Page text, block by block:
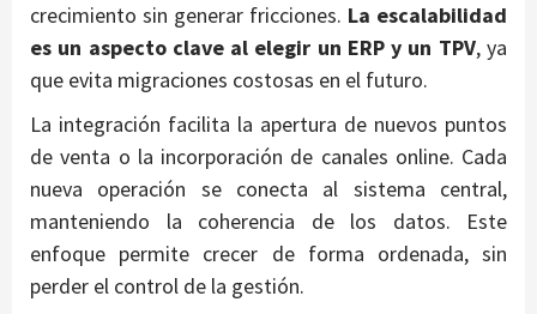
crecimiento sin generar fricciones. La escalabilidad
es un aspecto clave al elegir un ERP y un TPV, ya
que evita migraciones costosas en el futuro.
La integración facilita la apertura de nuevos puntos
de venta o la incorporación de canales online. Cada
nueva operación se conecta al sistema central,
manteniendo la coherencia de los datos. Este
enfoque permite crecer de forma ordenada, sin
perder el control de la gestión.